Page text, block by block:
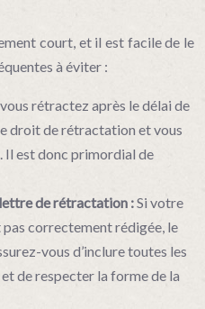
court, et il est facile de le
à éviter :
rétractez après le délai de
droit de rétractation et vous
Il est donc primordial de
de rétractation :Si votre
correctement rédigée, le
vous d’inclure toutes les
de respecter la forme de la